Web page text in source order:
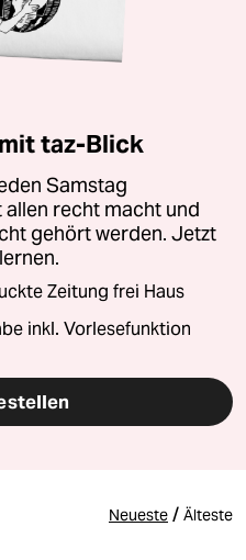
taz-Blick
Samstag
recht macht und
gehört werden. Jetzt
Zeitung frei Haus
inkl. Vorlesefunktion
Neueste / Älteste